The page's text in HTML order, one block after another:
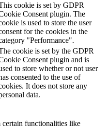
cookie is set by GDPR
Consent plugin. The
is used to store the user
for the cookies in the
"Performance".
cookie is set by the GDPR
Consent plugin and is
to store whether or not user
consented to the use of
It does not store any
data.
functionalities like